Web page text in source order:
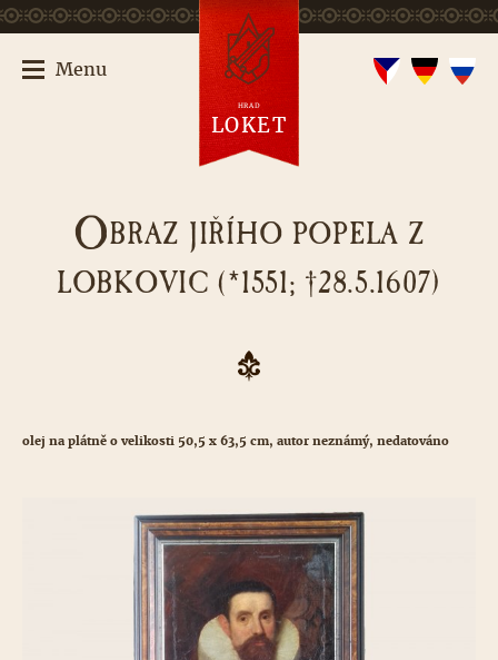
OBRAZ JIŘÍHO POPELA Z
LOBKOVIC (*1551; †28.5.1607)
olej na plátně o velikosti 50,5 x 63,5 cm, autor neznámý, nedatováno
Menu
HRAD
LOKET